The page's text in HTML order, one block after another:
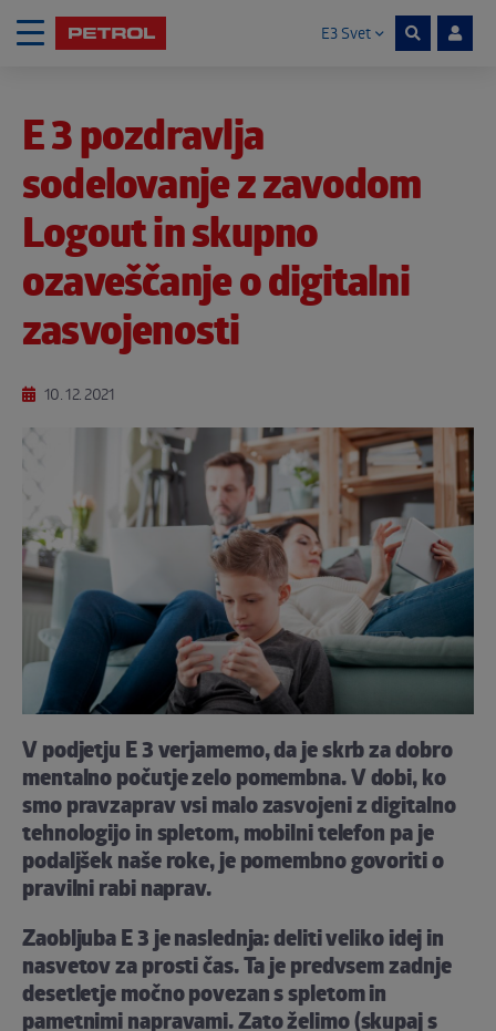
Skoči na vsebino E3 Svet
E 3 pozdravlja
sodelovanje z zavodom
Logout in skupno
ozaveščanje o digitalni
zasvojenosti
10. 12. 2021
V podjetju E 3 verjamemo, da je skrb za dobro
mentalno počutje zelo pomembna. V dobi, ko
smo pravzaprav vsi malo zasvojeni z digitalno
tehnologijo in spletom, mobilni telefon pa je
podaljšek naše roke, je pomembno govoriti o
pravilni rabi naprav.
Zaobljuba E 3 je naslednja: deliti veliko idej in
nasvetov za prosti čas. Ta je predvsem zadnje
desetletje močno povezan s spletom in
pametnimi napravami. Zato želimo (skupaj s
Noga strani